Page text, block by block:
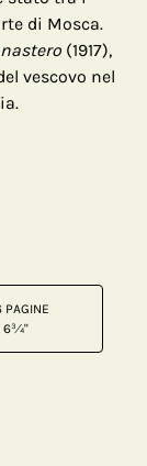
di Mosca.
(1917),
vescovo nel
PAGINE
6¾"